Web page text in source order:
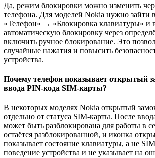
Да, режим блокировки можно изменить
телефона. Для моделей Nokia нужно зайти
«Телефон» → «Блокировка клавиатуры» и
автоматическую блокировку через
включить ручное блокирование. Это
случайные нажатия и повысить
устройства.
Почему телефон показывает открытый
ввода PIN-кода SIM-карты?
В некоторых моделях Nokia открытый
отдельно от статуса SIM-карты. После
может быть разблокирована для работы в
остаётся разблокированной, и иконка
показывает состояние клавиатуры, а не
поведение устройства и не указывает на